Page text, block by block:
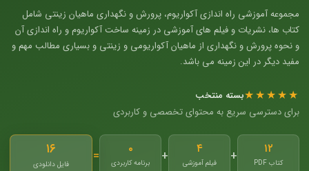
مجموعه آموزشی راه اندازی آکواریوم، پرورش و نگهداری ماهیان زینتی شامل
کتاب ها، نشریات و فیلم های آموزشی در زمینه ساخت آکواریوم و راه اندازی آن
و نحوه پرورش و نگهداری از ماهیان آکواریومی و زینتی و بسیاری مطالب مهم و
مفید دیگر در این زمینه می باشد.
★★★★★بسته منتخب
برای دسترسی سریع به محتوای تخصصی و کاربردی
۱۲
کتاب PDF + ۴
فیلم آموزشی + ۰
برنامه کاربردی = ۱۶
فایل دانلودی